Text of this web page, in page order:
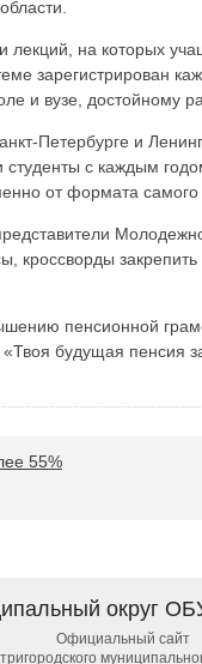
области.
на которых
зарегистрирован
и вузе, достойному
Петербурге и
с каждым
от формата самого
кроссворды
пенсионной
будущая пенсия
55%
округ
Официальный сайт